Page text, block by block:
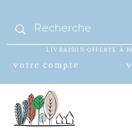
LIVRAISON OFFERTE À
votre compte